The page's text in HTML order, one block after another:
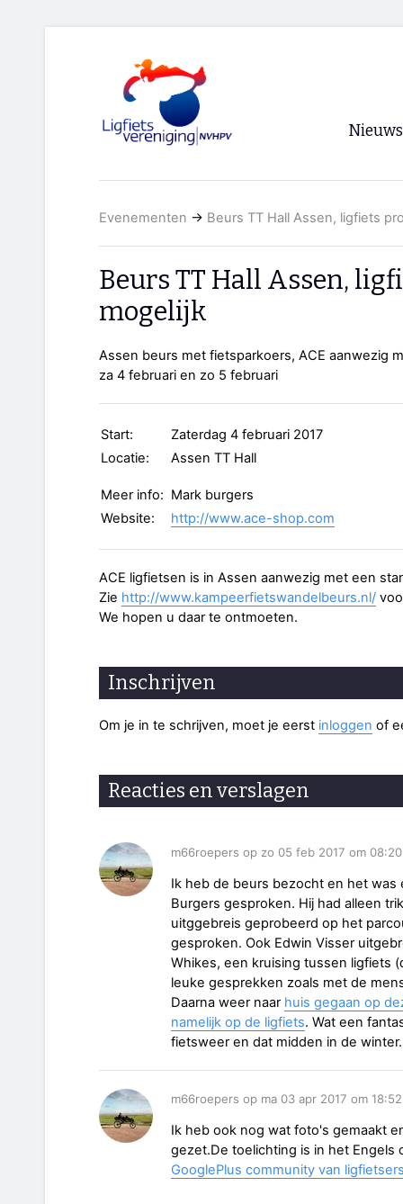
Nieuws
RSS
Evenementen → Beurs TT Hall Assen, ligfiets
Beurs TT Hall Assen,
mogelijk
Assen beurs met fietsparkoers, ACE aanwezig
za 4 februari en zo 5 februari
Start:
Zaterdag 4 februari 2017
Locatie:
Assen TT Hall
Meer info: Mark burgers
Website:
http://www.ace-shop.com
ACE ligfietsen is in Assen aanwezig met een
Zie http://www.kampeerfietswandelbeurs.nl/
We hopen u daar te ontmoeten.
Inschrijven
Om je in te schrijven, moet je eerst inloggen of
Reacties en verslagen
m66roepers op zo 05 feb 2017 om 08:20
Ik heb de beurs bezocht en het was
Burgers gesproken. Hij had alleen
uitggebreis geprobeerd op het
gesproken. Ook Edwin Visser
Whikes, een kruising tussen ligfiets
leuke gesprekken zoals met de
Daarna weer naar huis gegaan op
namelijk op de ligfiets. Wat een
fietsweer en dat midden in de winter.
m66roepers op ma 03 apr 2017 om 18:52
Ik heb ook nog wat foto's gemaakt
gezet.De toelichting is in het
GooglePlus community van